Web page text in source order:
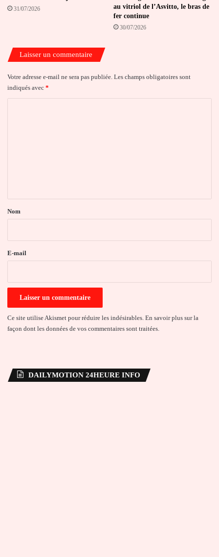
31/07/2026
au vitriol de l’Asvitto, le bras de
fer continue
30/07/2026
Laisser un commentaire
Votre adresse e-mail ne sera pas publiée. Les champs obligatoires sont
indiqués avec *
a
e
Nom
E-mail
Ce site utilise Akismet pour réduire les indésirables. En savoir plus sur la
façon dont les données de vos commentaires sont traitées.
DAILYMOTION 24HEURE INFO